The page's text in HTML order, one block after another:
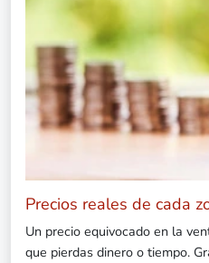
Precios reales de cada
Un precio equivocado en la
que pierdas dinero o tiempo.